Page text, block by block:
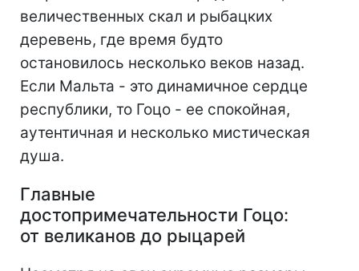
величественных скал и рыбацких
деревень, где время будто
остановилось несколько веков назад.
Если Мальта - это динамичное сердце
республики, то Гоцо - ее спокойная,
аутентичная и несколько мистическая
душа.
Главные
достопримечательности Гоцо:
от великанов до рыцарей